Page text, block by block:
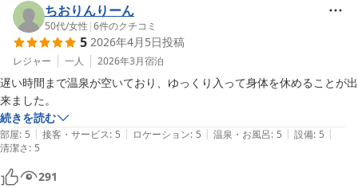
くお詫び申し上げます。
お客様に常に気持ち良くご利用いただけるよう、全スタッフの接客
応対に関しまして、改めて指導を徹底し、笑顔と温かいおもてなし
の向上に努めてまいる所存でございます。
この度のご滞在が、お客様にとってまたご利用いただけるご縁とな
りますよう、スタッフ一同、より一層精進してまいります。
陳
小松天然温泉ルートイングランティア小松エアポート
ちおりんりーん
50代/女性 |6件のクチコミ
5 2026年4月5日投稿
レジャー 一人 2026年3月宿泊
遅い時間まで温泉が空いており、ゆっくり入って身体を休めることが出
来ました。
続きを読む
部屋: 5 | 接客・サービス: 5 | ロケーション: 5 | 温泉・お風呂: 5 | 設備: 5 |
清潔さ: 5
291